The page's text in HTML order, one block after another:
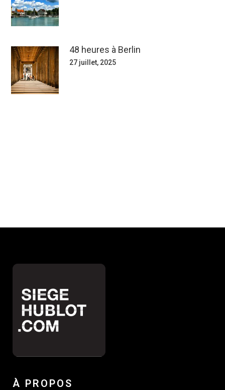
48 heures à Berlin
27 juillet, 2025
À PROPOS